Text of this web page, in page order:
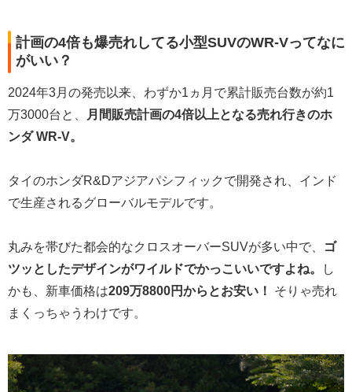
計画の4倍も爆売れしてる小型SUVのWR-Vってなに
がいい？
2024年3月の発売以来、わずか1ヵ月で累計販売台数が約1
万3000台と、
月間販売計画の4倍以上となる売れ行きのホ
ンダ WR-V。
タイのホンダR&Dアジアパシフィックで開発され、インド
で生産されるグローバルモデルです。
丸みを帯びた都会的なクロスオーバーSUVが多い中で、
ゴ
ツッとしたデザインがワイルドでかっこいいですよね。
し
かも、新車価格は209万8800円からとお安い！
そりゃ売れ
まくっちゃうわけです。